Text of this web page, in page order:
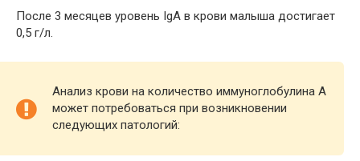
После 3 месяцев уровень IgA в крови малыша достигает
0,5 г/л.
Анализ крови на количество иммуноглобулина A
может потребоваться при возникновении
следующих патологий: